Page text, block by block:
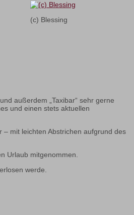
(c) Blessing
außerdem „Taxibar“ sehr gerne
und einen stets aktuellen
– mit leichten Abstrichen aufgrund des
Urlaub mitgenommen.
werde.